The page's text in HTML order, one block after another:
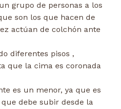
grupo de personas a los
son los que hacen de
actúan de colchón ante
diferentes pisos ,
que la cima es coronada
es un menor, ya que es
debe subir desde la